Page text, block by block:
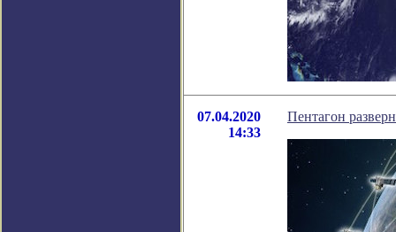
07.04.2020
14:33
Пентагон